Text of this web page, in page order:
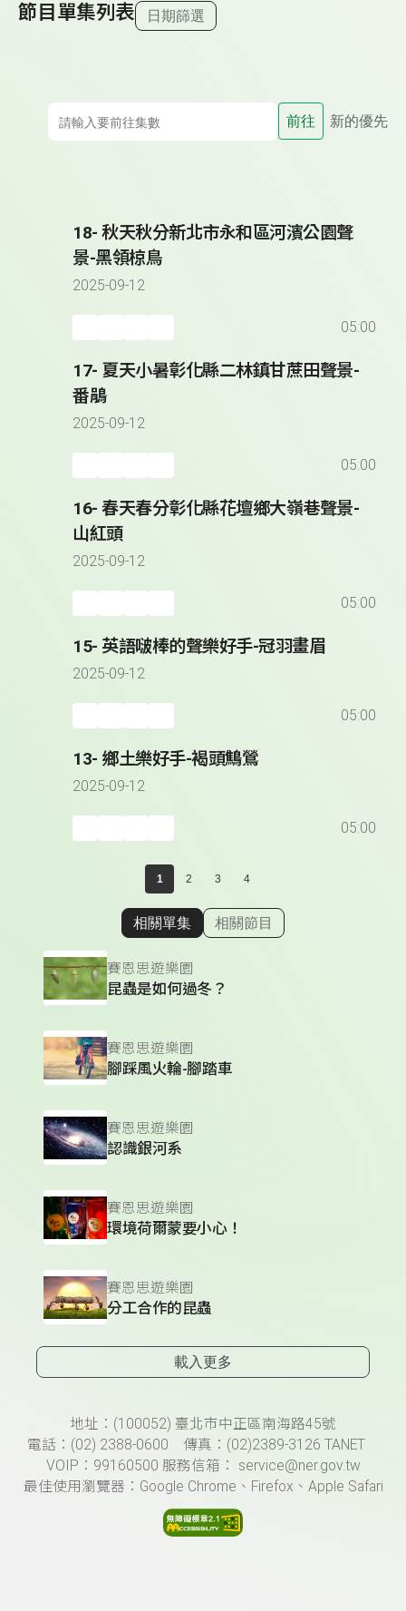
節目單集列表 日期篩選
前往 新的優先
18- 秋天秋分新北市永和區河濱公園聲
景-黑領椋鳥
2025-09-12
05:00
17- 夏天小暑彰化縣二林鎮甘蔗田聲景-
番鵑
2025-09-12
05:00
16- 春天春分彰化縣花壇鄉大嶺巷聲景-
山紅頭
2025-09-12
05:00
15- 英語啵棒的聲樂好手-冠羽畫眉
2025-09-12
05:00
13- 鄉土樂好手-褐頭鷦鶯
2025-09-12
05:00
1 2 3 4
顯示相關單集
相關單集 相關節目
賽恩思遊樂園
昆蟲是如何過冬？
賽恩思遊樂園
腳踩風火輪-腳踏車
賽恩思遊樂園
認識銀河系
賽恩思遊樂園
環境荷爾蒙要小心！
賽恩思遊樂園
分工合作的昆蟲
載入更多
頁尾資訊地址：(100052) 臺北市中正區南海路45號
電話：(02) 2388-0600 傳真：(02)2389-3126 TANET
VOIP：99160500 服務信箱： service@ner.gov.tw
最佳使用瀏覽器：Google Chrome、Firefox、Apple Safari